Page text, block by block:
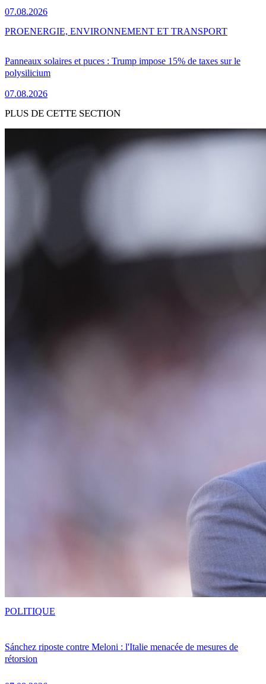
07.08.2026
Panneaux solaires et puces : Trump impose 15% de taxes sur le
polysilicium
07.08.2026
PROENERGIE, ENVIRONNEMENT ET TRANSPORT
PLUS DE CETTE SECTION
Sánchez riposte contre Meloni : l'Italie menacée de mesures de
rétorsion
POLITIQUE